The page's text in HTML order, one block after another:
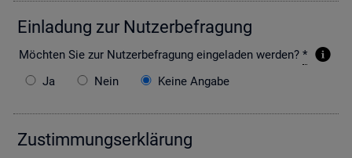
Ein­la­dung zur Nut­zer­be­fra­gung
Möch­ten Sie zur Nut­zer­be­fra­gung ein­ge­la­den wer­den? *
Ja
Nein Keine Angabe
Zu­stim­mungs­er­klä­rung